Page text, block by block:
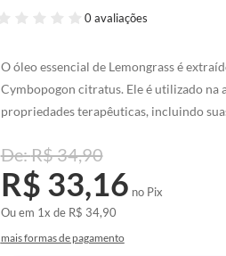
0 avaliações
O óleo essencial de Lemongrass é
Cymbopogon citratus. Ele é utilizado na
propriedades terapêuticas, incluindo
R$ 34,90
R$ 33,16 no Pix
Ou em 1x de R$ 34,90
mais formas de pagamento